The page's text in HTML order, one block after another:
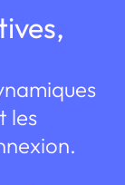
les